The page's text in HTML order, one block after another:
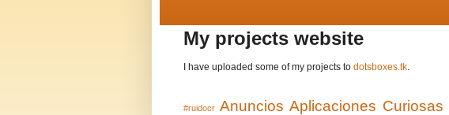
My projects website
I have uploaded some of my projects to dotsboxes.tk.
#ruidocr Anuncios Aplicaciones Curiosas